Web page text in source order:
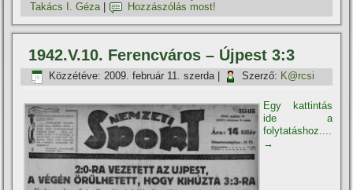
Takács I. Géza| Hozzászólás most!
1942.V.10. Ferencváros – Újpest 3:3
Közzétéve: 2009. február 11. szerda| Szerző: K@rcsi
Egy kattintás
ide a
folytatáshoz....
→